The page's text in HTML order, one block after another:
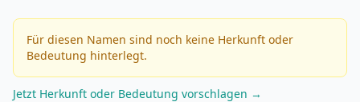
Für diesen Namen sind noch keine Herkunft oder
Bedeutung hinterlegt.
Jetzt Herkunft oder Bedeutung vorschlagen →